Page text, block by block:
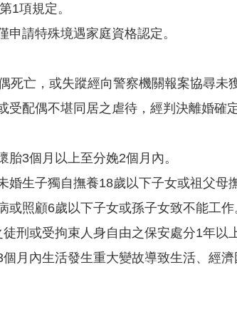
1項規定。
申請特殊境遇家庭資格認定。
死亡，或失蹤經向警察機關報案協尋未
受配偶不堪同居之虐待，經判決離婚確
胎3個月以上至分娩2個月內。
婚生子獨自撫養18歲以下子女或祖父
或照顧6歲以下子女或孫子女致不能工作
刑或受拘束人身自由之保安處分1年以
月內生活發生重大變故導致生活、經